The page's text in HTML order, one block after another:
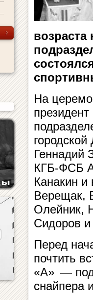
возраста
На
Геннадий
КГБ-ФСБ
Канакин
Верещак,
Олейник,
Сидоров и
Перед
почтить
«А» —
снайпера